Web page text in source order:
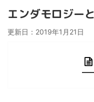
エンダモロジー
更新日： 2019年1月21日